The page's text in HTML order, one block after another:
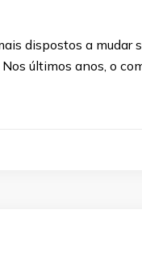
dispostos a
últimos anos, o